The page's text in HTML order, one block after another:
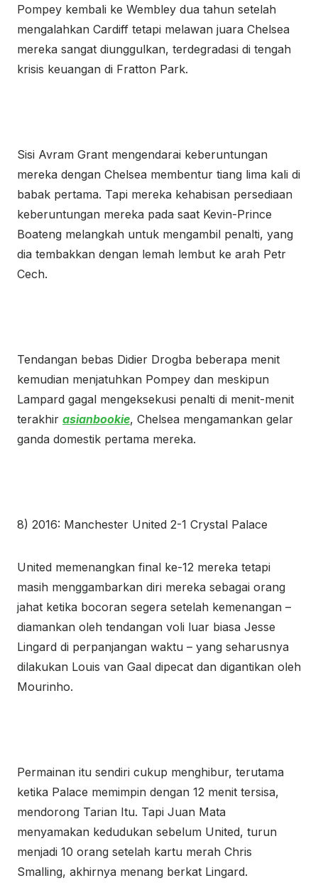
Pompey kembali ke Wembley dua tahun setelah
mengalahkan Cardiff tetapi melawan juara Chelsea
mereka sangat diunggulkan, terdegradasi di tengah
krisis keuangan di Fratton Park.
Sisi Avram Grant mengendarai keberuntungan
mereka dengan Chelsea membentur tiang lima kali di
babak pertama. Tapi mereka kehabisan persediaan
keberuntungan mereka pada saat Kevin-Prince
Boateng melangkah untuk mengambil penalti, yang
dia tembakkan dengan lemah lembut ke arah Petr
Cech.
Tendangan bebas Didier Drogba beberapa menit
kemudian menjatuhkan Pompey dan meskipun
Lampard gagal mengeksekusi penalti di menit-menit
terakhir asianbookie, Chelsea mengamankan gelar
ganda domestik pertama mereka.
8) 2016: Manchester United 2-1 Crystal Palace
United memenangkan final ke-12 mereka tetapi
masih menggambarkan diri mereka sebagai orang
jahat ketika bocoran segera setelah kemenangan –
diamankan oleh tendangan voli luar biasa Jesse
Lingard di perpanjangan waktu – yang seharusnya
dilakukan Louis van Gaal dipecat dan digantikan oleh
Mourinho.
Permainan itu sendiri cukup menghibur, terutama
ketika Palace memimpin dengan 12 menit tersisa,
mendorong Tarian Itu. Tapi Juan Mata
menyamakan kedudukan sebelum United, turun
menjadi 10 orang setelah kartu merah Chris
Smalling, akhirnya menang berkat Lingard.